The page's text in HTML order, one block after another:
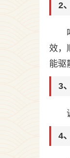
2
效，
能驱
3
4